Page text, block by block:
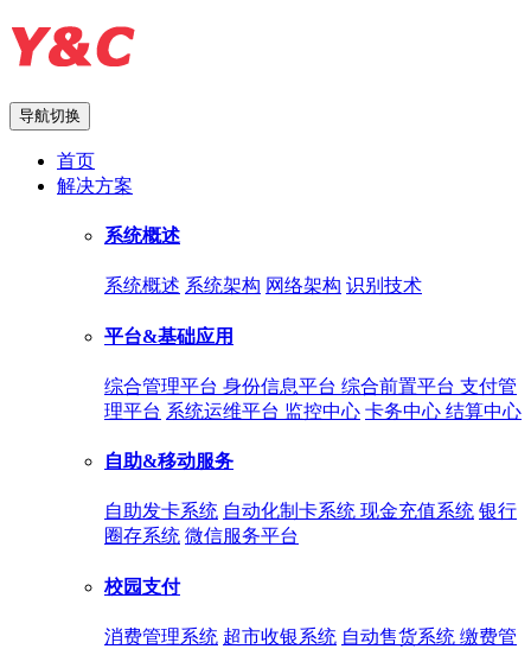
导航切换
首页
解决方案
系统概述
系统概述 系统架构 网络架构 识别技术
平台&基础应用
综合管理平台 身份信息平台 综合前置平台 支付管
理平台 系统运维平台 监控中心 卡务中心 结算中心
自助&移动服务
自助发卡系统 自动化制卡系统 现金充值系统 银行
圈存系统 微信服务平台
校园支付
消费管理系统 超市收银系统 自动售货系统 缴费管